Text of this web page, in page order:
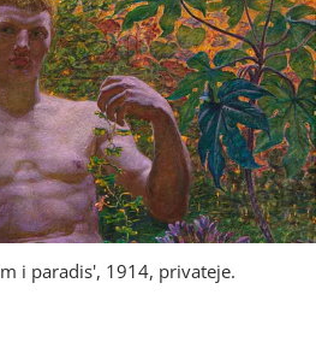
i paradis', 1914, privateje.